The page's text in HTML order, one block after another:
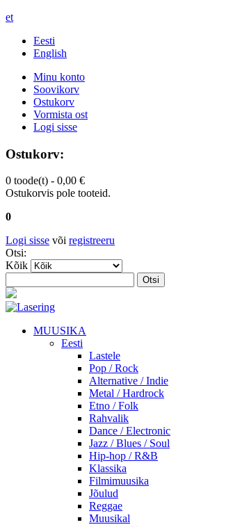
et
Eesti
English
Minu konto
Soovikorv
Ostukorv
Vormista ost
Logi sisse
Ostukorv:
0 toode(t) - 0,00 €
Ostukorvis pole tooteid.
0
Logi sisse või registreeru
Otsi:
Kõik
Otsi
MUUSIKA
Eesti
Lastele
Pop / Rock
Alternative / Indie
Metal / Hardrock
Etno / Folk
Rahvalik
Dance / Electronic
Jazz / Blues / Soul
Hip-hop / R&B
Klassika
Filmimuusika
Jõulud
Reggae
Muusikal